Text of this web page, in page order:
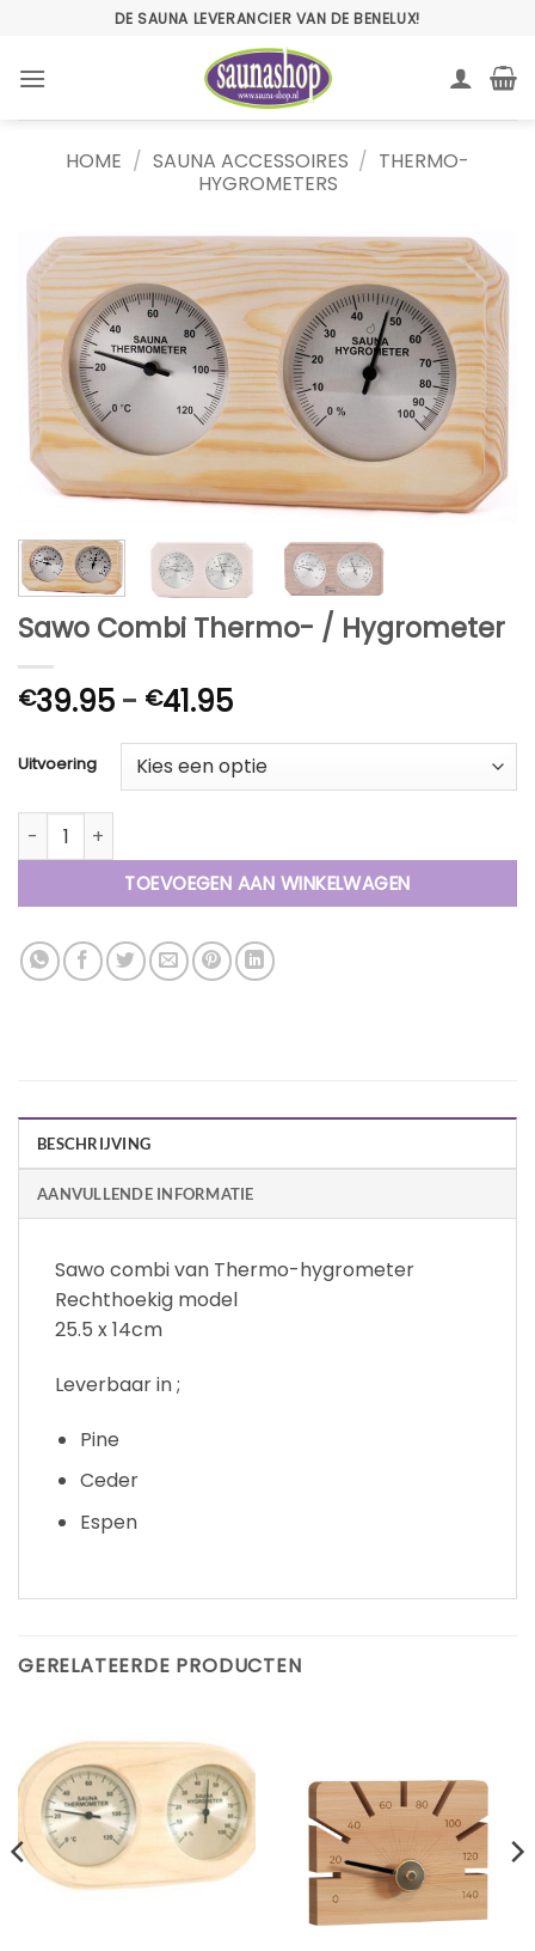
inhoud
DE SAUNA LEVERANCIER VAN DE BENELUX!
HOME / SAUNA ACCESSOIRES / THERMO-
HYGROMETERS
Sawo Combi Thermo- / Hygrometer
€39.95 - €41.95Prijsklasse:
tot
€41.95
Uitvoering
Sawo Combi Thermo- / Hygrometer aantal
TOEVOEGEN AAN WINKELWAGEN
BESCHRIJVING
AANVULLENDE INFORMATIE
Sawo combi van Thermo-hygrometer
Rechthoekig model
25.5 x 14cm
Leverbaar in ;
Pine
Ceder
Espen
GERELATEERDE PRODUCTEN